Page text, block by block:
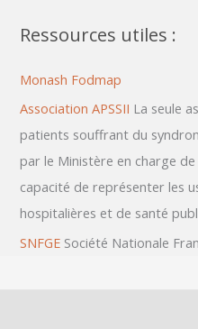
Ressources utiles :
Monash Fodmap
Association APSSII La seule
patients souffrant du
par le Ministère en charge de
capacité de représenter les
hospitalières et de santé
SNFGE Société Nationale